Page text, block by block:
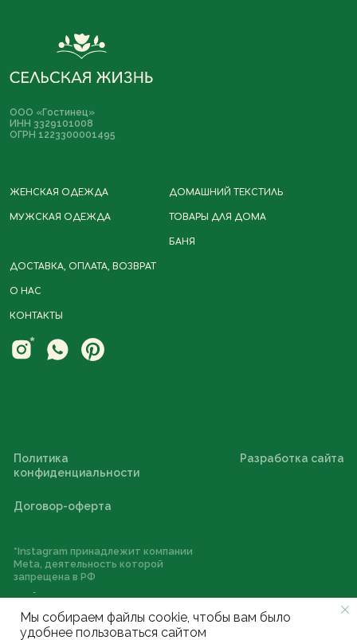
ООО «Гостинец»
ИНН 3329101008
ОГРН 1223300001495
ЖЕНСКАЯ ОДЕЖДА
МУЖСКАЯ ОДЕЖДА
ДОМАШНИЙ ТЕКСТИЛЬ
ТОВАРЫ ДЛЯ ДОМА
БАНЯ
ДОСТАВКА, ОПЛАТА, ВОЗВРАТ
О НАС
КОНТАКТЫ
конфиденциальности
Договор-оферта
запрещена в РФ
Мы собираем файлы cookie, чтобы вам было
удобнее пользоваться сайтом